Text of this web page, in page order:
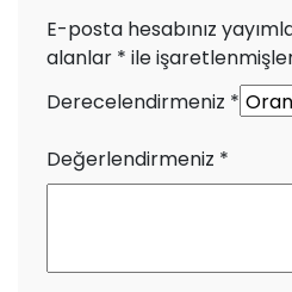
E-posta hesabınız
alanlar * ile
Derecelendirmeniz *
Değerlendirmeniz *